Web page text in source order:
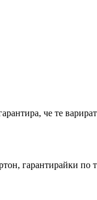
че те
гарантирайки по